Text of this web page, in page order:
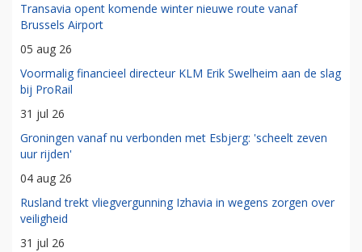
Transavia opent komende winter nieuwe route vanaf
Brussels Airport
05 aug 26
Voormalig financieel directeur KLM Erik Swelheim aan de slag
bij ProRail
31 jul 26
Groningen vanaf nu verbonden met Esbjerg: 'scheelt zeven
uur rijden'
04 aug 26
Rusland trekt vliegvergunning Izhavia in wegens zorgen over
veiligheid
31 jul 26